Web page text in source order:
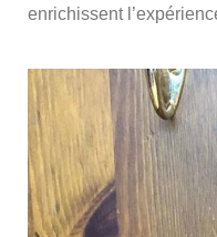
enrichissent